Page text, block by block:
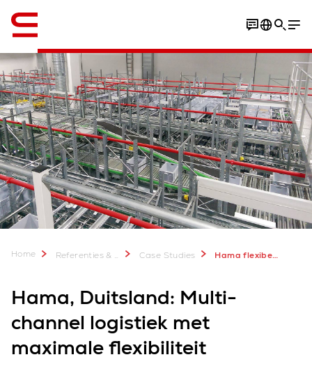
Home Referenties & meer Case Studies Hama flexibele multi-channellogistiek
Hama, Duitsland: Multi-
channel logistiek met
maximale flexibiliteit